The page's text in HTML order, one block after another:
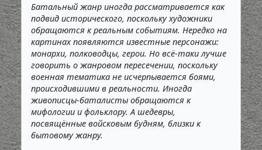
Батальный жанр иногда рассматривается как
подвид исторического, поскольку художники
обращаются к реальным событиям. Нередко на
картинах появляются известные персонажи:
монархи, полководцы, герои. Но всё-таки лучше
говорить о жанровом пересечении, поскольку
военная тематика не исчерпывается боями,
происходившими в реальности. Иногда
живописцы-баталисты обращаются к
мифологии и фольклору. А шедевры,
посвящённые войсковым будням, близки к
бытовому жанру.